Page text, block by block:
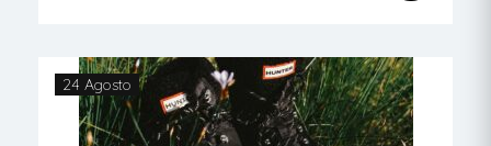
expirados e caducados do Santander
Portugal. O banco lançou uma iniciativa
24 Agosto